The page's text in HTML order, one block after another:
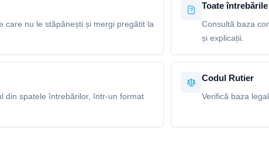
care nu le stăpânești și mergi pregătit la
Toate întrebările
Consultă baza
și explicații.
din spatele întrebărilor, într-un format
Codul Rutier
Verifică baza